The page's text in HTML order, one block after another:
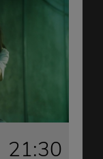
21:30